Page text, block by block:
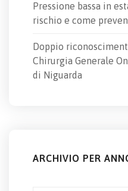
Pressione bassa in
rischio e come
Doppio
Chirurgia Generale
di Niguarda
ARCHIVIO PER